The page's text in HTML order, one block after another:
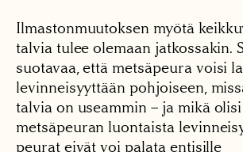
Ilmastonmuutoksen myötä
talvia tulee olemaan jatkossakin.
suotavaa, että metsäpeura voisi
levinneisyyttään pohjoiseen,
talvia on useammin – ja mikä
metsäpeuran luontaista
peurat eivät voi palata entisille